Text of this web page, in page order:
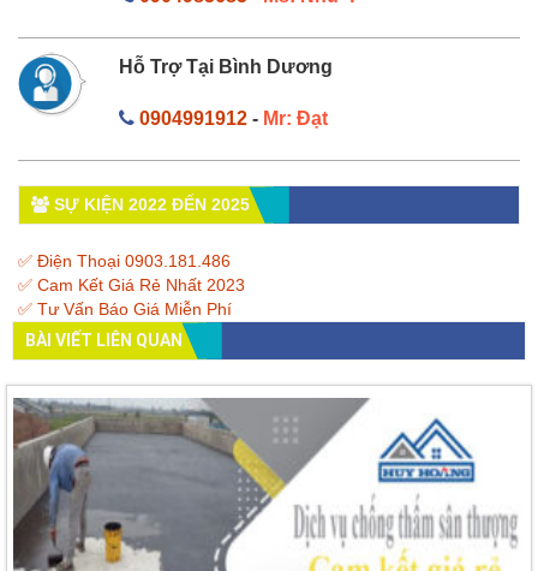
Hỗ Trợ Tại Bình Dương
0904991912- Mr: Đạt
SỰ KIỆN 2022 ĐẾN 2025
✅ Điện Thoại 0903.181.486
✅ Cam Kết Giá Rẻ Nhất 2023
✅ Tư Vấn Báo Giá Miễn Phí
BÀI VIẾT LIÊN QUAN